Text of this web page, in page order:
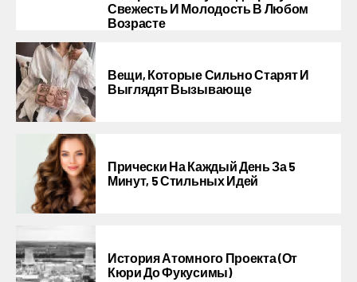
Свежесть И Молодость В Любом
Возрасте
Вещи, Которые Сильно Старят И
Выглядят Вызывающе
Прически На Каждый День За 5
Минут, 5 Стильных Идей
История Атомного Проекта (от
Кюри До Фукусимы)